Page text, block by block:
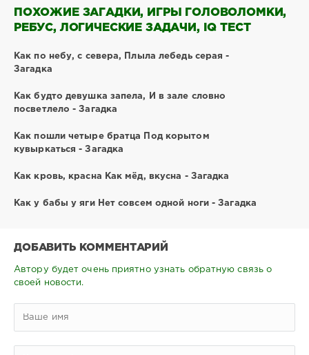
ПОХОЖИЕ ЗАГАДКИ, ИГРЫ ГОЛОВОЛОМКИ,
РЕБУС, ЛОГИЧЕСКИЕ ЗАДАЧИ, IQ ТЕСТ
Как по небу, с севера, Плыла лебедь серая -
Загадка
Как будто девушка запела, И в зале словно
посветлело - Загадка
Как пошли четыре братца Под корытом
кувыркаться - Загадка
Как кровь, красна Как мёд, вкусна - Загадка
Как у бабы у яги Нет совсем одной ноги - Загадка
ДОБАВИТЬ КОММЕНТАРИЙ
Автору будет очень приятно узнать обратную связь о
своей новости.